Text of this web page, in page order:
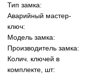
Тип замка:
Аварийный мастер-
ключ:
Модель замка:
Производитель замка:
Колич. ключей в
комплекте, шт: